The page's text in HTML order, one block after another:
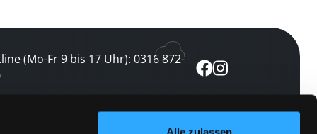
(Mo-Fr 9 bis 17 Uhr): 0316 872-